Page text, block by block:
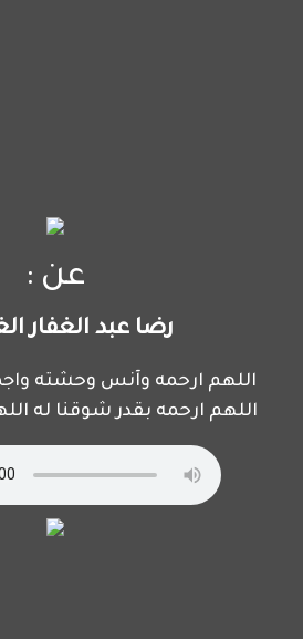
عن :
رضا عبد الغفار
اللهم ارحمه وآنس وحشته
اللهم ارحمه بقدر شوقنا له